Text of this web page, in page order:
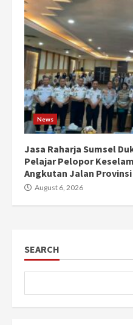
News
Jasa Raharja Sumsel
Pelajar Pelopor
Angkutan Jalan
August 6, 2026
SEARCH